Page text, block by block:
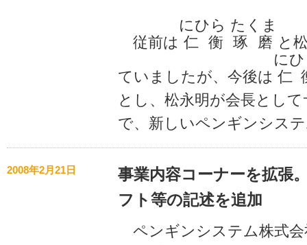
従前は 仁衡琢磨
にひら たくま
と
ていましたが、今後は 仁
に
とし、松永明が会長とし
で、新しいペンギンシス
2008年2月21日
事業内容コーナーを拡張
フト等の記述を追加
ペンギンシステム株式会